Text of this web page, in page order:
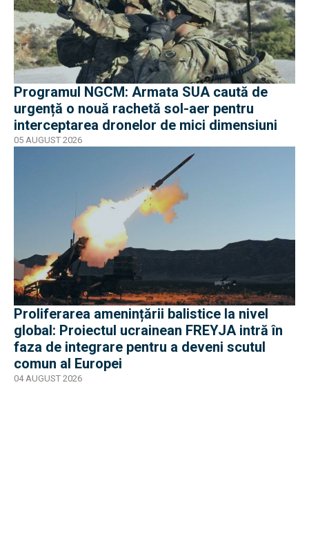
Programul NGCM: Armata SUA caută de
urgență o nouă rachetă sol-aer pentru
interceptarea dronelor de mici dimensiuni
05 AUGUST 2026
Proliferarea amenințării balistice la nivel
global: Proiectul ucrainean FREYJA intră în
faza de integrare pentru a deveni scutul
comun al Europei
04 AUGUST 2026